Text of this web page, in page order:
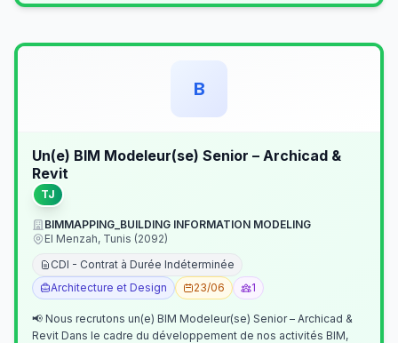
B
Un(e) BIM Modeleur(se) Senior – Archicad &
Revit
TJ
BIMMAPPING_BUILDING INFORMATION MODELING
El Menzah, Tunis (2092)
CDI - Contrat à Durée Indéterminée
Architecture et Design
23/06 1
📢 Nous recrutons un(e) BIM Modeleur(se) Senior – Archicad &
Revit Dans le cadre du développement de nos activités BIM,